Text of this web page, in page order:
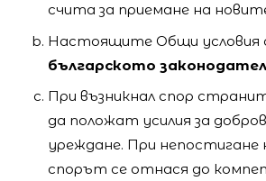
счита за приемане на
Настоящите Общи условия
българското
При възникнал спор
да положат усилия за
уреждане. При непостигане
спорът се отнася до